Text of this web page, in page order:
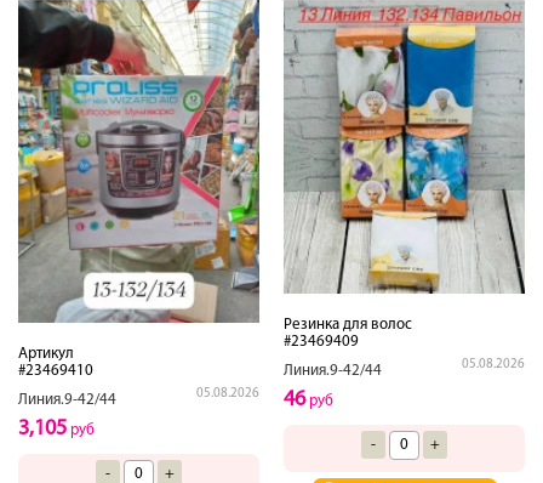
Артикул
#23469410
Линия.9-42/44
05.08.2026
3,105 руб
- +
Резинка для волос
#23469409
Линия.9-42/44
05.08.2026
46руб
- +